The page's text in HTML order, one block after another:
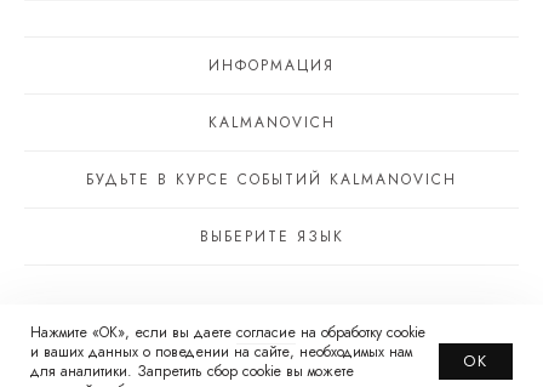
ИНФОРМАЦИЯ
KALMANOVICH
БУДЬТЕ В КУРСЕ СОБЫТИЙ KALMANOVICH
ВЫБЕРИТЕ ЯЗЫК
© 2026 Kalmanovich RU
WhatsApp принадлежит Meta* — организация
Нажмите «ОК», если вы даете согласие на обработку cookie
и ваших данных о поведении на сайте, необходимых нам
для аналитики. Запретить сбор cookie вы можете
ОК